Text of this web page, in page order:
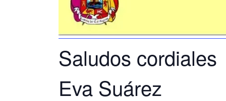
Saludos cordiales
Eva Suárez